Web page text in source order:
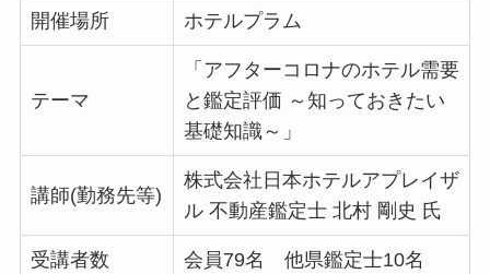
開催場所 ホテルプラム
テーマ
「アフターコロナのホテル需要
と鑑定評価 ～知っておきたい
基礎知識～」
講師(勤務先等)
株式会社日本ホテルアプレイザ
ル 不動産鑑定士 北村 剛史 氏
受講者数 会員79名 他県鑑定士10名